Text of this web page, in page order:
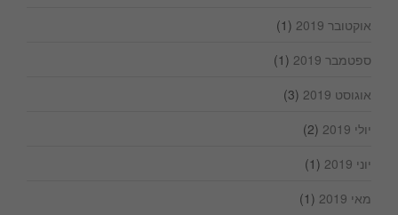
אוקטובר 2019
(1)
ספטמבר 2019
(1)
אוגוסט 2019
(3)
יולי 2019
(2)
יוני 2019
(1)
מאי 2019
(1)